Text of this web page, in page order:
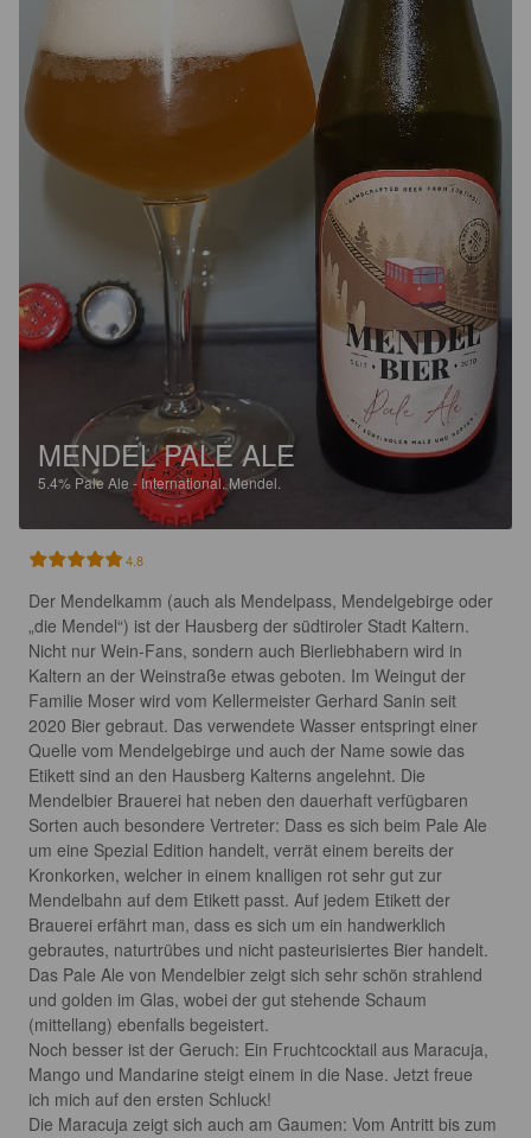
MENDEL PALE ALE
5.4% Pale Ale - International.Mendel.
4.8
Der Mendelkamm (auch als Mendelpass, Mendelgebirge oder
„die Mendel“) ist der Hausberg der südtiroler Stadt Kaltern.
Nicht nur Wein-Fans, sondern auch Bierliebhabern wird in
Kaltern an der Weinstraße etwas geboten. Im Weingut der
Familie Moser wird vom Kellermeister Gerhard Sanin seit
2020 Bier gebraut. Das verwendete Wasser entspringt einer
Quelle vom Mendelgebirge und auch der Name sowie das
Etikett sind an den Hausberg Kalterns angelehnt. Die
Mendelbier Brauerei hat neben den dauerhaft verfügbaren
Sorten auch besondere Vertreter: Dass es sich beim Pale Ale
um eine Spezial Edition handelt, verrät einem bereits der
Kronkorken, welcher in einem knalligen rot sehr gut zur
Mendelbahn auf dem Etikett passt. Auf jedem Etikett der
Brauerei erfährt man, dass es sich um ein handwerklich
gebrautes, naturtrübes und nicht pasteurisiertes Bier handelt.
Das Pale Ale von Mendelbier zeigt sich sehr schön strahlend
und golden im Glas, wobei der gut stehende Schaum
(mittellang) ebenfalls begeistert.
Noch besser ist der Geruch: Ein Fruchtcocktail aus Maracuja,
Mango und Mandarine steigt einem in die Nase. Jetzt freue
ich mich auf den ersten Schluck!
Die Maracuja zeigt sich auch am Gaumen: Vom Antritt bis zum